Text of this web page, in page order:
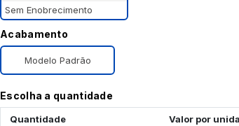
Sem Enobrecimento
Acabamento
Modelo Padrão
Escolha a quantidade
Quantidade Valor por